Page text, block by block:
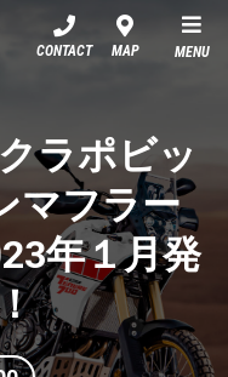
CONTACT MAP MENU
ラポビッ
マフラー
年１月発